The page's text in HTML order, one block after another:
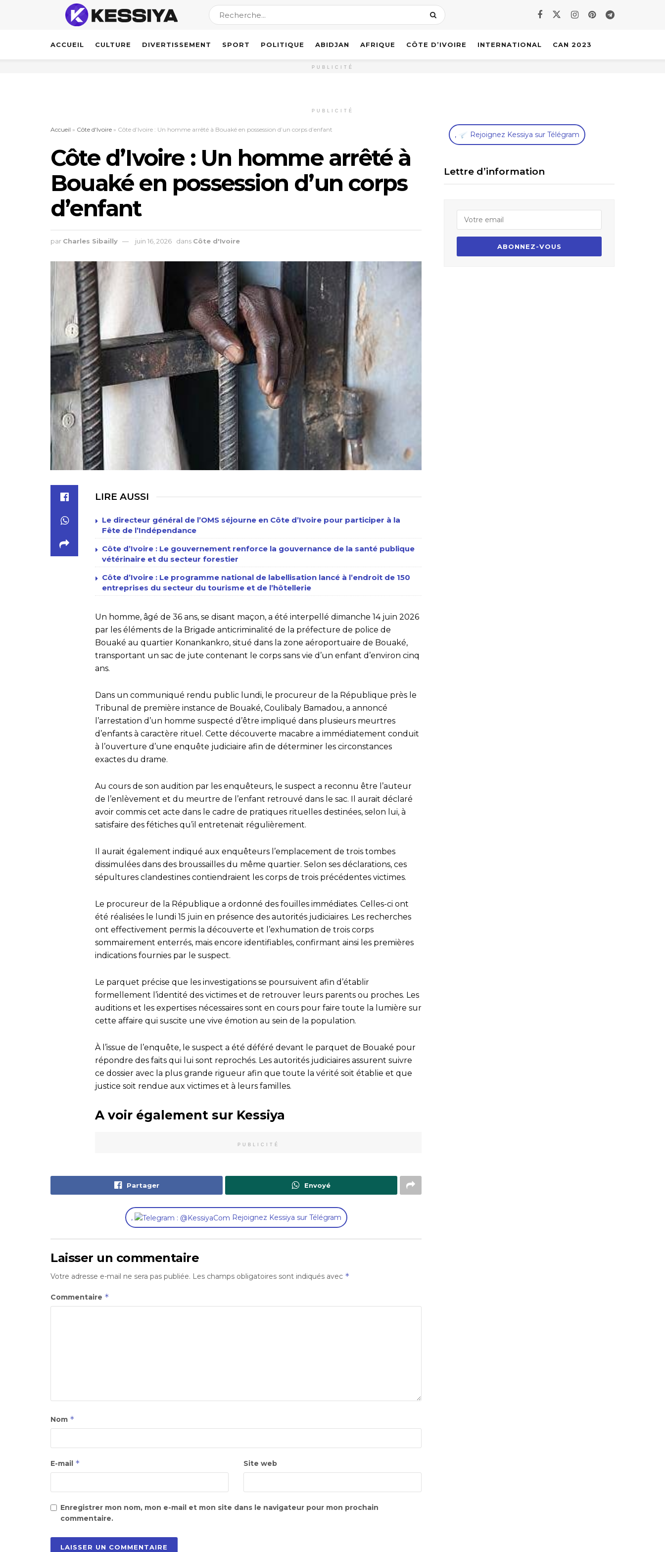
ACCUEIL CULTURE DIVERTISSEMENT SPORT POLITIQUE ABIDJAN AFRIQUE CÔTE D’IVOIRE INTERNATIONAL CAN 2023
PUBLICITÉ
PUBLICITÉ
Accueil » Côte d'Ivoire » Côte d’Ivoire : Un homme arrêté à Bouaké en possession d’un corps d’enfant
Côte d’Ivoire : Un homme arrêté à
Bouaké en possession d’un corps
d’enfant
par Charles Sibailly juin 16, 2026 dans Côte d'Ivoire
LIRE AUSSI
Le directeur général de l’OMS séjourne en Côte d’Ivoire pour participer à la
Fête de l’Indépendance
Côte d’Ivoire : Le gouvernement renforce la gouvernance de la santé publique
vétérinaire et du secteur forestier
Côte d’Ivoire : Le programme national de labellisation lancé à l’endroit de 150
entreprises du secteur du tourisme et de l’hôtellerie
Un homme, âgé de 36 ans, se disant maçon, a été interpellé dimanche 14 juin 2026
par les éléments de la Brigade anticriminalité de la préfecture de police de
Bouaké au quartier Konankankro, situé dans la zone aéroportuaire de Bouaké,
transportant un sac de jute contenant le corps sans vie d’un enfant d’environ cinq
ans.
Dans un communiqué rendu public lundi, le procureur de la République près le
Tribunal de première instance de Bouaké, Coulibaly Bamadou, a annoncé
l’arrestation d’un homme suspecté d’être impliqué dans plusieurs meurtres
d’enfants à caractère rituel. Cette découverte macabre a immédiatement conduit
à l’ouverture d’une enquête judiciaire afin de déterminer les circonstances
exactes du drame.
Au cours de son audition par les enquêteurs, le suspect a reconnu être l’auteur
de l’enlèvement et du meurtre de l’enfant retrouvé dans le sac. Il aurait déclaré
avoir commis cet acte dans le cadre de pratiques rituelles destinées, selon lui, à
satisfaire des fétiches qu’il entretenait régulièrement.
Il aurait également indiqué aux enquêteurs l’emplacement de trois tombes
dissimulées dans des broussailles du même quartier. Selon ses déclarations, ces
sépultures clandestines contiendraient les corps de trois précédentes victimes.
Le procureur de la République a ordonné des fouilles immédiates. Celles-ci ont
été réalisées le lundi 15 juin en présence des autorités judiciaires. Les recherches
ont effectivement permis la découverte et l’exhumation de trois corps
sommairement enterrés, mais encore identifiables, confirmant ainsi les premières
indications fournies par le suspect.
Le parquet précise que les investigations se poursuivent afin d’établir
formellement l’identité des victimes et de retrouver leurs parents ou proches. Les
auditions et les expertises nécessaires sont en cours pour faire toute la lumière sur
cette affaire qui suscite une vive émotion au sein de la population.
À l’issue de l’enquête, le suspect a été déféré devant le parquet de Bouaké pour
répondre des faits qui lui sont reprochés. Les autorités judiciaires assurent suivre
ce dossier avec la plus grande rigueur afin que toute la vérité soit établie et que
justice soit rendue aux victimes et à leurs familles.
A voir également sur Kessiya
PUBLICITÉ
Partager Envoyé
, Rejoignez Kessiya sur Télégram
Laisser un commentaire
Votre adresse e-mail ne sera pas publiée. Les champs obligatoires sont indiqués avec *
Commentaire *
Nom *
E-mail * Site web
Enregistrer mon nom, mon e-mail et mon site dans le navigateur pour mon prochain
commentaire.
, Rejoignez Kessiya sur Télégram
Lettre d’information